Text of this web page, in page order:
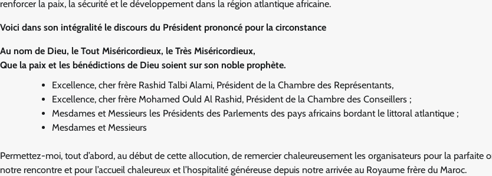
renforcer la paix, la sécurité et le développement dans la région atlantique africaine.
Voici dans son intégralité le discours du Président prononcé pour la circonstance
Au nom de Dieu, le Tout Miséricordieux, le Très Miséricordieux,
Que la paix et les bénédictions de Dieu soient sur son noble prophète.
Excellence, cher frère Rashid Talbi Alami, Président de la Chambre des Représentants,
Excellence, cher frère Mohamed Ould Al Rashid, Président de la Chambre des Conseillers ;
Mesdames et Messieurs les Présidents des Parlements des pays africains bordant le littoral atlantique ;
Mesdames et Messieurs
Permettez-moi, tout d’abord, au début de cette allocution, de remercier chaleureusement les organisateurs pour la parfaite
notre rencontre et pour l’accueil chaleureux et l’hospitalité généreuse depuis notre arrivée au Royaume frère du Maroc.